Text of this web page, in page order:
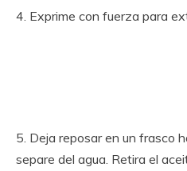
4. Exprime con fuerza para
5. Deja reposar en un frasco
separe del agua. Retira el